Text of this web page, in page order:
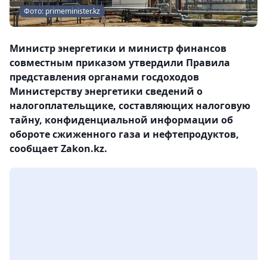
Фото: primeminister.kz
Министр энергетики и министр финансов
совместным приказом утвердили Правила
представления органами госдоходов
Министерству энергетики сведений о
налогоплательщике, составляющих налоговую
тайну, конфиденциальной информации об
обороте сжиженного газа и нефтепродуктов,
сообщает Zakon.kz.